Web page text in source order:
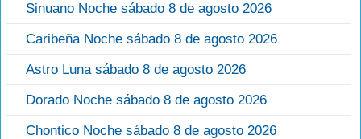
Sinuano Noche sábado 8 de agosto 2026
Caribeña Noche sábado 8 de agosto 2026
Astro Luna sábado 8 de agosto 2026
Dorado Noche sábado 8 de agosto 2026
Chontico Noche sábado 8 de agosto 2026